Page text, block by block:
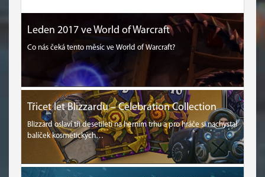
Leden 2017 ve World of Warcraft
Co nás čeká tento měsíc ve World of Warcraft?
Třicet let Blizzardu – Celebration Collection
Blizzard oslaví tři desetiletí na herním trhu a pro hráče si nachystal
balíček kosmetických…